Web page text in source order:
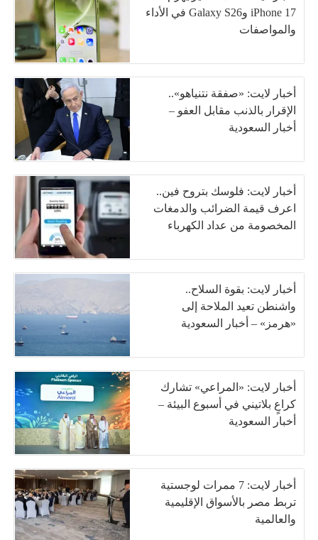
iPhone 17 وGalaxy S26 في الأداء
والمواصفات
أخبار لايت: «صفقة نتنياهو»..
الإقرار بالذنب مقابل العفو –
أخبار السعودية
أخبار لايت: فلوسك بتروح فين..
اعرف قيمة الضرائب والدمغات
المخصومة من عداد الكهرباء
أخبار لايت: بقوة السلاح..
واشنطن تعيد الملاحة إلى
«هرمز» – أخبار السعودية
أخبار لايت: «المراعي» تشارك
كراعٍ بلاتيني في أسبوع البيئة –
أخبار السعودية
أخبار لايت: 7 ممرات لوجستية
تربط مصر بالأسواق الإقليمية
والعالمية